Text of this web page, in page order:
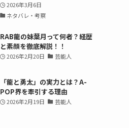
2026年3月6日
ネタバレ・考察
RAB龍の妹葉月って何者？経歴
と素顔を徹底解説！！
2026年2月20日 芸能人
「龍と勇太」の実力とは？A-
POP界を牽引する理由
2026年2月19日 芸能人